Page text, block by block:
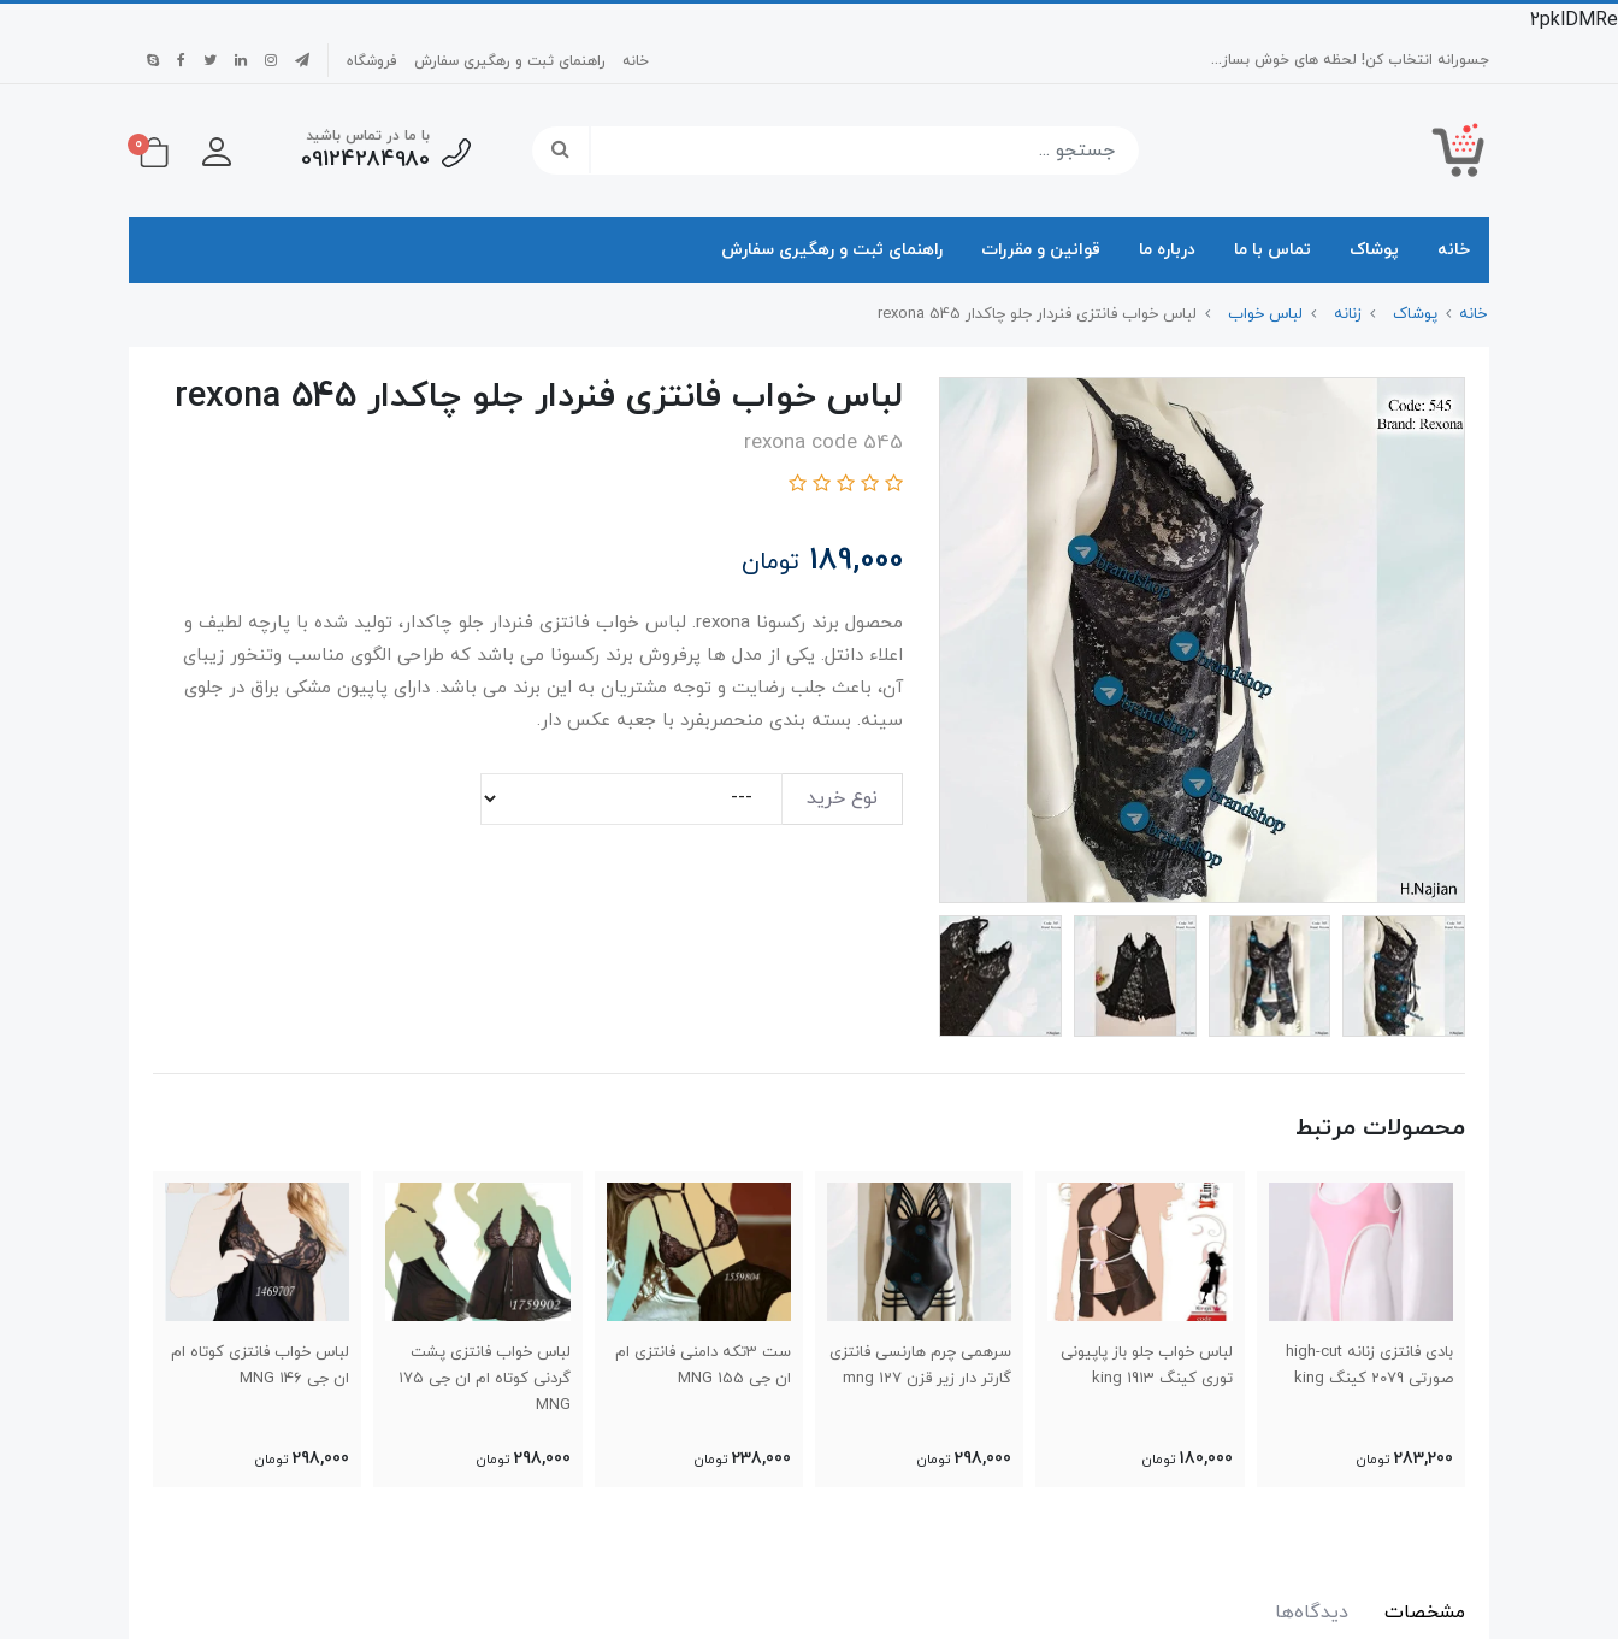
2pklDMRe
جسورانه انتخاب کن! لحظه های خوش بساز... خانه راهنمای ثبت و رهگیری سفارش فروشگاه
با ما در تماس باشید
09124284980
0
خانه پوشاک تماس با ما درباره ما قوانین و مقررات راهنمای ثبت و رهگیری سفارش
خانه پوشاک زنانه لباس خواب لباس خواب فانتزی فنردار جلو چاکدار 545 rexona
لباس خواب فانتزی فنردار جلو چاکدار 545 rexona
rexona code 545
189,000 تومان
محصول برند رکسونا rexona. لباس خواب فانتزی فنردار جلو چاکدار، تولید شده با پارچه لطیف و
اعلاء دانتل. یکی از مدل ها پرفروش برند رکسونا می باشد که طراحی الگوی مناسب وتنخور زیبای
آن، باعث جلب رضایت و توجه مشتریان به این برند می باشد. دارای پاپیون مشکی براق در جلوی
سینه. بسته بندی منحصربفرد با جعبه عکس دار.
نوع خرید
محصولات مرتبط
بادی فانتزی زنانه high-cut
صورتی 2079 کینگ king
283,200 تومان
لباس خواب جلو باز پاپیونی
توری کینگ 1913 king
180,000 تومان
سرهمی چرم هارنسی فانتزی
گارتر دار زیر قزن 127 mng
298,000 تومان
ست 3تکه دامنی فانتزی ام
ان جی 155 MNG
238,000 تومان
لباس خواب فانتزی پشت
گردنی کوتاه ام ان جی ۱۷۵
MNG
298,000 تومان
لباس خواب فانتزی کوتاه ام
ان جی ۱۴۶ MNG
298,000 تومان
مشخصات دیدگاه‌ها